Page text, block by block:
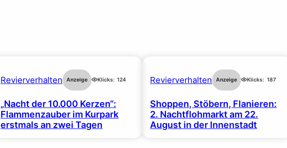
Revierverhalten Anzeige Klicks: 124
„Nacht der 10.000 Kerzen“:
Flammenzauber im Kurpark
erstmals an zwei Tagen
Revierverhalten Anzeige Klicks: 187
Shoppen, Stöbern, Flanieren:
2. Nachtflohmarkt am 22.
August in der Innenstadt